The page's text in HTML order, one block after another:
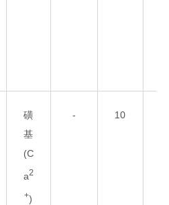
磺
基
(C
a2
+)
- 10